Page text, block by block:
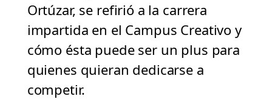
Ortúzar, se refirió a la carrera
impartida en el Campus Creativo y
cómo ésta puede ser un plus para
quienes quieran dedicarse a
competir.